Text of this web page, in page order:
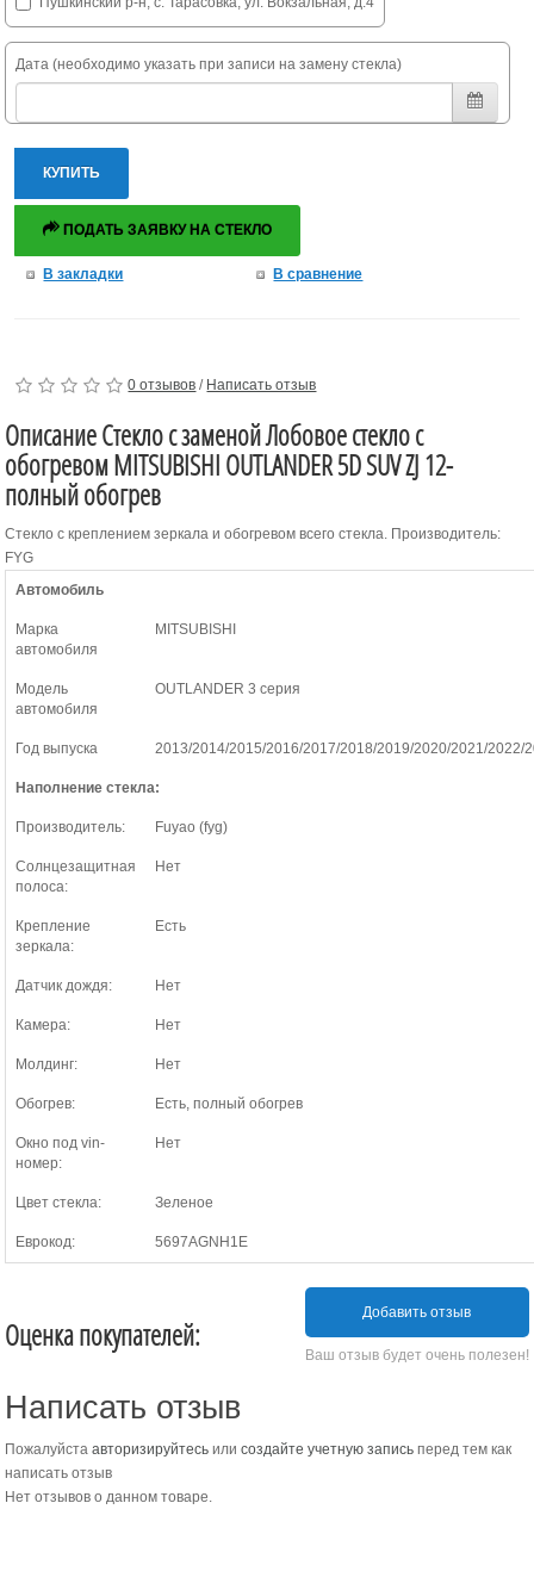
Дата (необходимо указать при записи на замену стекла)
КУПИТЬ
ПОДАТЬ ЗАЯВКУ НА СТЕКЛО
В закладки В сравнение
0 отзывов / Написать отзыв
Описание Стекло с заменой Лобовое стекло с
обогревом MITSUBISHI OUTLANDER 5D SUV ZJ 12-
полный обогрев
Стекло с креплением зеркала и обогревом всего стекла. Производитель:
FYG
Автомобиль
Марка
автомобиля
MITSUBISHI
Модель
автомобиля
OUTLANDER 3 серия
Год выпуска 2013/2014/2015/2016/2017/2018/2019/2020/2021/2022/
Наполнение стекла:
Производитель: Fuyao (fyg)
Солнцезащитная
полоса:
Нет
Крепление
зеркала:
Есть
Датчик дождя: Нет
Камера: Нет
Молдинг: Нет
Обогрев: Есть, полный обогрев
Окно под vin-
номер:
Нет
Цвет стекла: Зеленое
Еврокод: 5697AGNH1E
Оценка покупателей:
Добавить отзыв
Ваш отзыв будет очень полезен!
Написать отзыв
Пожалуйстаавторизируйтесь илисоздайте учетную запись перед тем как
написать отзыв
Нет отзывов о данном товаре.